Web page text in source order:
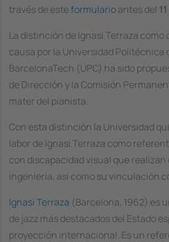
través de esteformularioantes del
La distinción de Ignasi Terraza
causa por la Universidad Politécnica
BarcelonaTech (UPC) ha sido
de Dirección y la Comisión
mater del pianista.
Con esta distinción la Universidad
labor de Ignasi Terraza como
con discapacidad visual que realizan
ingeniería, así como su vinculación
Ignasi Terraza (Barcelona, 1962) es
de jazz más destacados del Estado
proyección internacional. Es un